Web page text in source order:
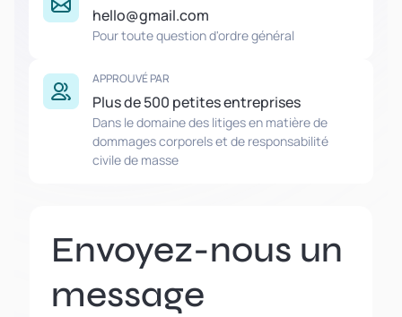
hello@gmail.com
Pour toute question d'ordre général
APPROUVÉ PAR
Plus de 500 petites entreprises
Dans le domaine des litiges en matière de
dommages corporels et de responsabilité
civile de masse
Envoyez-nous un
message